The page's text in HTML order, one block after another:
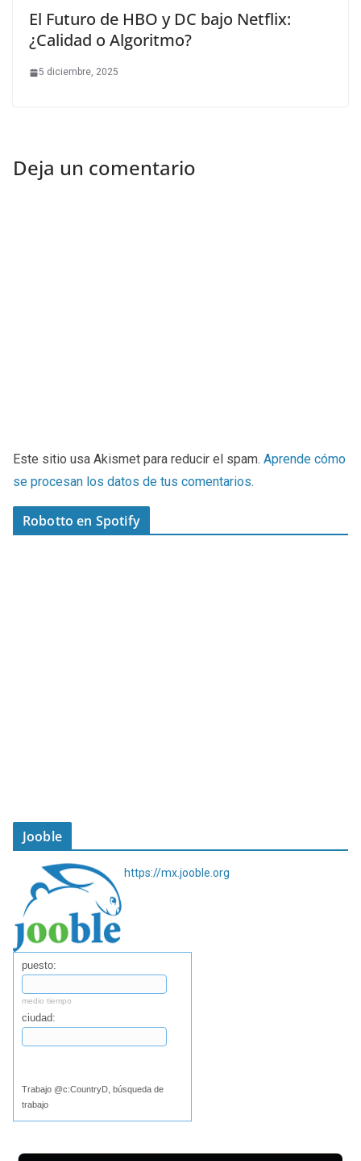
El Futuro de HBO y DC bajo Netflix:
¿Calidad o Algoritmo?
5 diciembre, 2025
Deja un comentario
Este sitio usa Akismet para reducir el spam. Aprende cómo
se procesan los datos de tus comentarios.
Robotto en Spotify
Jooble
https://mx.jooble.org
puesto:
medio tiempo
ciudad:
Trabajo @c:CountryD, búsqueda de
trabajo